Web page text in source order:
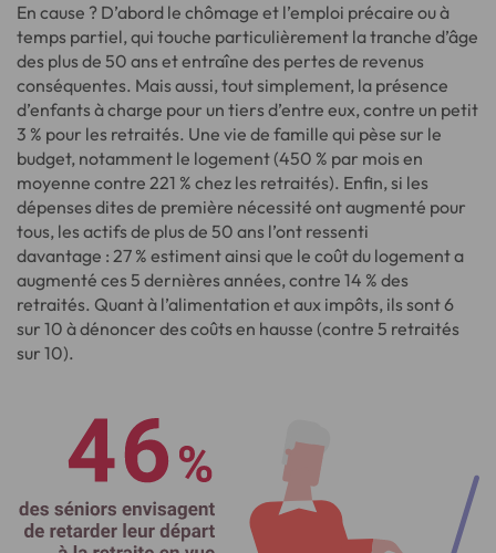
En cause ? D’abord le chômage et l’emploi précaire ou à
temps partiel, qui touche particulièrement la tranche d’âge
des plus de 50 ans et entraîne des pertes de revenus
conséquentes. Mais aussi, tout simplement, la présence
d’enfants à charge pour un tiers d’entre eux, contre un petit
3 % pour les retraités. Une vie de famille qui pèse sur le
budget, notamment le logement (450 % par mois en
moyenne contre 221 % chez les retraités). Enfin, si les
dépenses dites de première nécessité ont augmenté pour
tous, les actifs de plus de 50 ans l’ont ressenti
davantage : 27 % estiment ainsi que le coût du logement a
augmenté ces 5 dernières années, contre 14 % des
retraités. Quant à l’alimentation et aux impôts, ils sont 6
sur 10 à dénoncer des coûts en hausse (contre 5 retraités
sur 10).